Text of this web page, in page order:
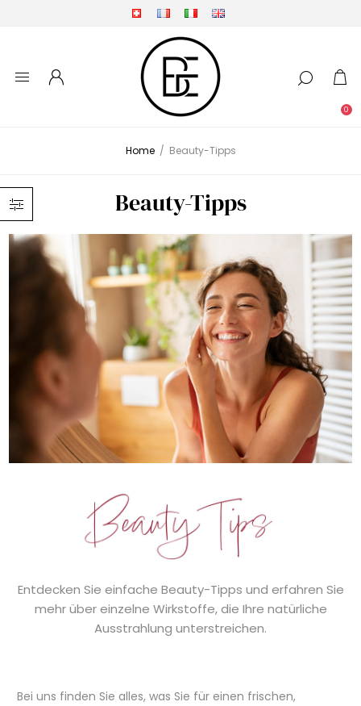
0
Home / Beauty-Tipps
Beauty-Tipps
Entdecken Sie einfache Beauty-Tipps und erfahren Sie
mehr über einzelne Wirkstoffe, die Ihre natürliche
Ausstrahlung unterstreichen.
Bei uns finden Sie alles, was Sie für einen frischen,